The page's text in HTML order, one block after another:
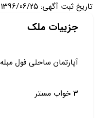
تاریخ ثبت آگهی: 1396/06/25
جزییات ملک
آپارتمان ساحلی فول مبله
3 خواب مستر